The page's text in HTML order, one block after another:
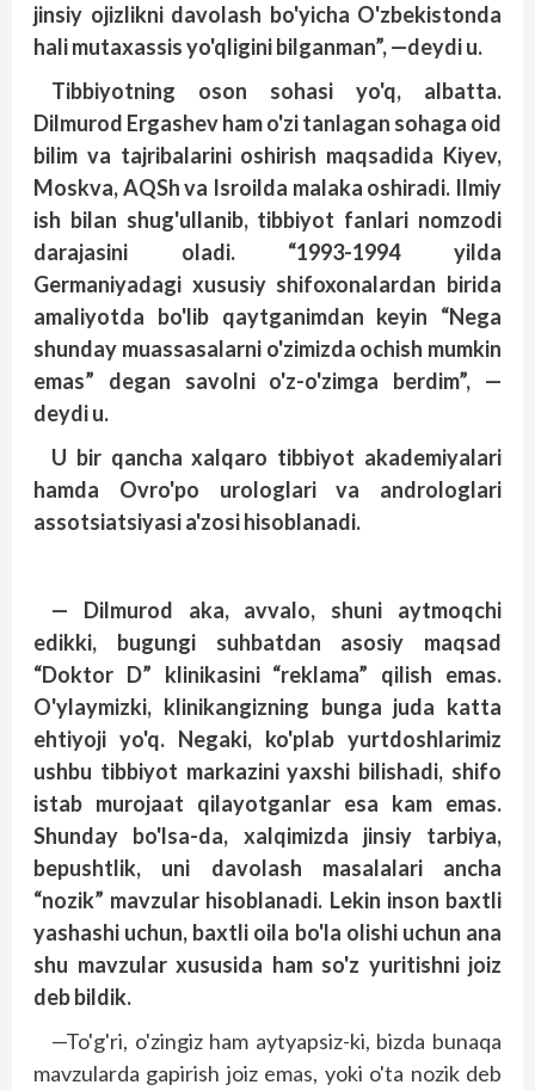
jinsiy ojizlikni davolash bo'yicha O'zbekistonda
hali mutaxassis yo'qligini bilganman”, —deydi u.
Tibbiyotning oson sohasi yo'q, albatta.
Dilmurod Ergashev ham o'zi tanlagan sohaga oid
bilim va tajribalarini oshirish maqsadida Kiyev,
Mos­kva, AQSh va Isroilda malaka oshiradi. Ilmiy
ish bilan shug'ullanib, tibbiyot fanlari nomzodi
darajasini oladi. “1993-1994 yilda
Germaniyadagi xususiy shifoxonalardan birida
amaliyotda bo'lib qaytganimdan keyin “Nega
shunday muassasalarni o'zimizda ochish mumkin
emas” degan savolni o'z-o'zimga berdim”, —
deydi u.
U bir qancha xalqaro tibbiyot akademiyalari
hamda Ovro'po urologlari va androloglari
assotsiatsiyasi a'zosi hisoblanadi.
— Dilmurod aka, avvalo, shuni aytmoqchi
edikki, bugungi suhbatdan asosiy maqsad
“Doktor D” klinikasini “reklama” qilish emas.
O'ylaymizki, klinikangizning bunga juda katta
ehtiyoji yo'q. Negaki, ko'plab yurtdoshlarimiz
ushbu tibbiyot markazini yaxshi bilishadi, shifo
istab murojaat qilayotganlar esa kam emas.
Shunday bo'lsa-da, xalqimizda jinsiy tarbiya,
bepushtlik, uni davolash masalalari ancha
“nozik” mavzular hisoblanadi. Lekin inson baxtli
yashashi uchun, baxt­­li oila bo'la olishi uchun ana
shu mavzular xususida ham so'z yuritishni joiz
deb bildik.
—To'g'ri, o'zingiz ham aytyapsiz-ki, bizda bunaqa
mavzularda gapirish joiz emas, yoki o'ta nozik deb